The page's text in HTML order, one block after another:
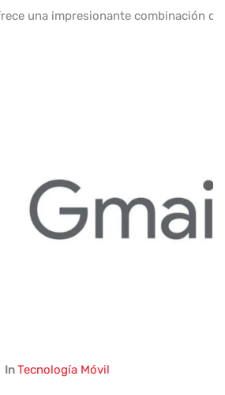
una impresionante combinación
InTecnología Móvil